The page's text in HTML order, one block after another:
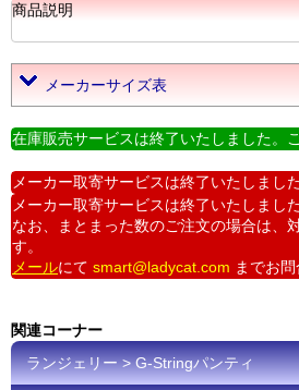
商品説明
メーカーサイズ表
在庫販売サービスは終了いたしました。
メーカー取寄サービスは終了いたしまし
メーカー取寄サービスは終了いたしまし
なお、まとまった数のご注文の場合は、
す。
メールにて smart@ladycat.com までお問
関連コーナー
ランジェリー > G-Stringパンティ